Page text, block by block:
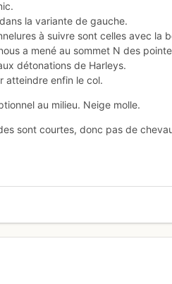
la variante de gauche.
à suivre sont celles avec la
a mené au sommet N des
détonations de Harleys.
atteindre enfin le col.
au milieu. Neige molle.
sont courtes, donc pas de